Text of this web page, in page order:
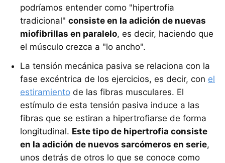
podríamos entender como "hipertrofia
tradicional" consiste en la adición de nuevas
miofibrillas en paralelo, es decir, haciendo que
el músculo crezca a "lo ancho".
La tensión mecánica pasiva se relaciona con la
fase excéntrica de los ejercicios, es decir, con el
estiramiento de las fibras musculares. El
estímulo de esta tensión pasiva induce a las
fibras que se estiran a hipertrofiarse de forma
longitudinal. Este tipo de hipertrofia consiste
en la adición de nuevos sarcómeros en serie,
unos detrás de otros lo que se conoce como